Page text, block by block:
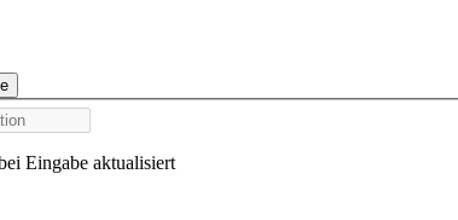
Eingabe aktualisiert